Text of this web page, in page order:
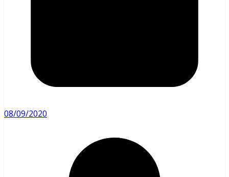
08/09/2020